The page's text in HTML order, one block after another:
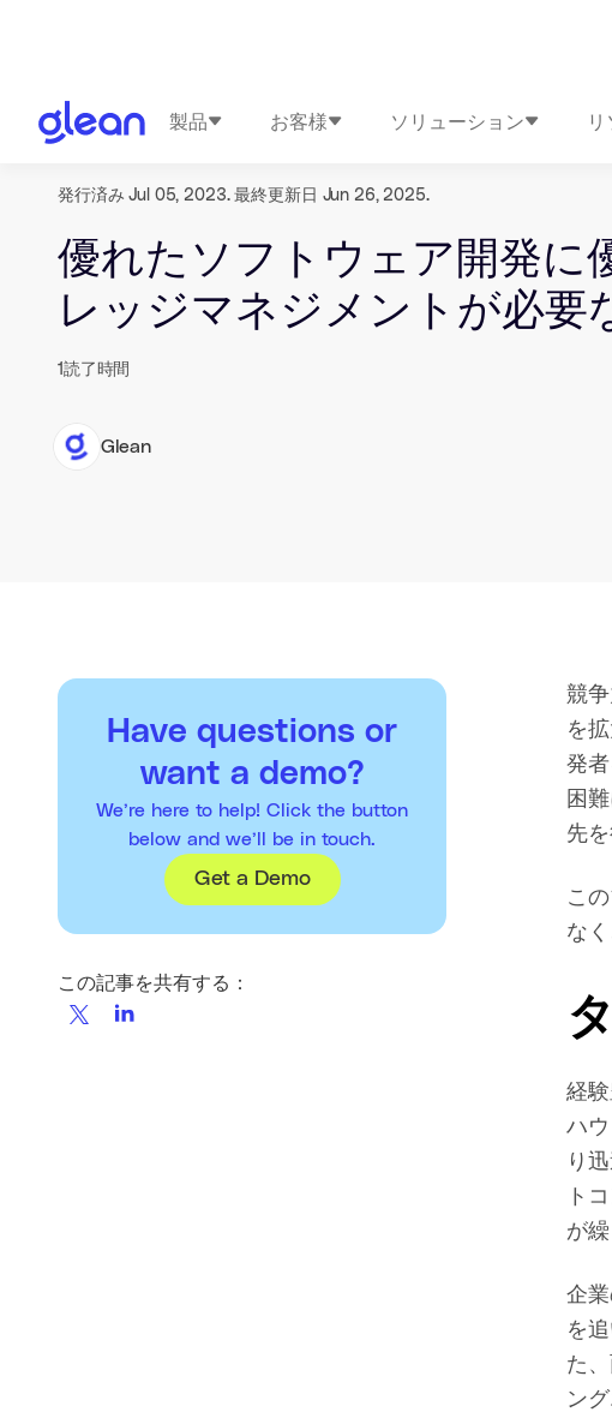
製品 お客様 ソリューション リ
発行済み Jul 05, 2023. 最終更新日 Jun 26, 2025.
優れたソフトウェア開発に
レッジマネジメントが必要
1読了時間
Glean
Have questions or
want a demo?
We’re here to help! Click the button
below and we’ll be in touch.
Get a Demo
この記事を共有する：
競
を
発
困
先
こ
な
経
ハ
り
ト
が
企
を
た
ン